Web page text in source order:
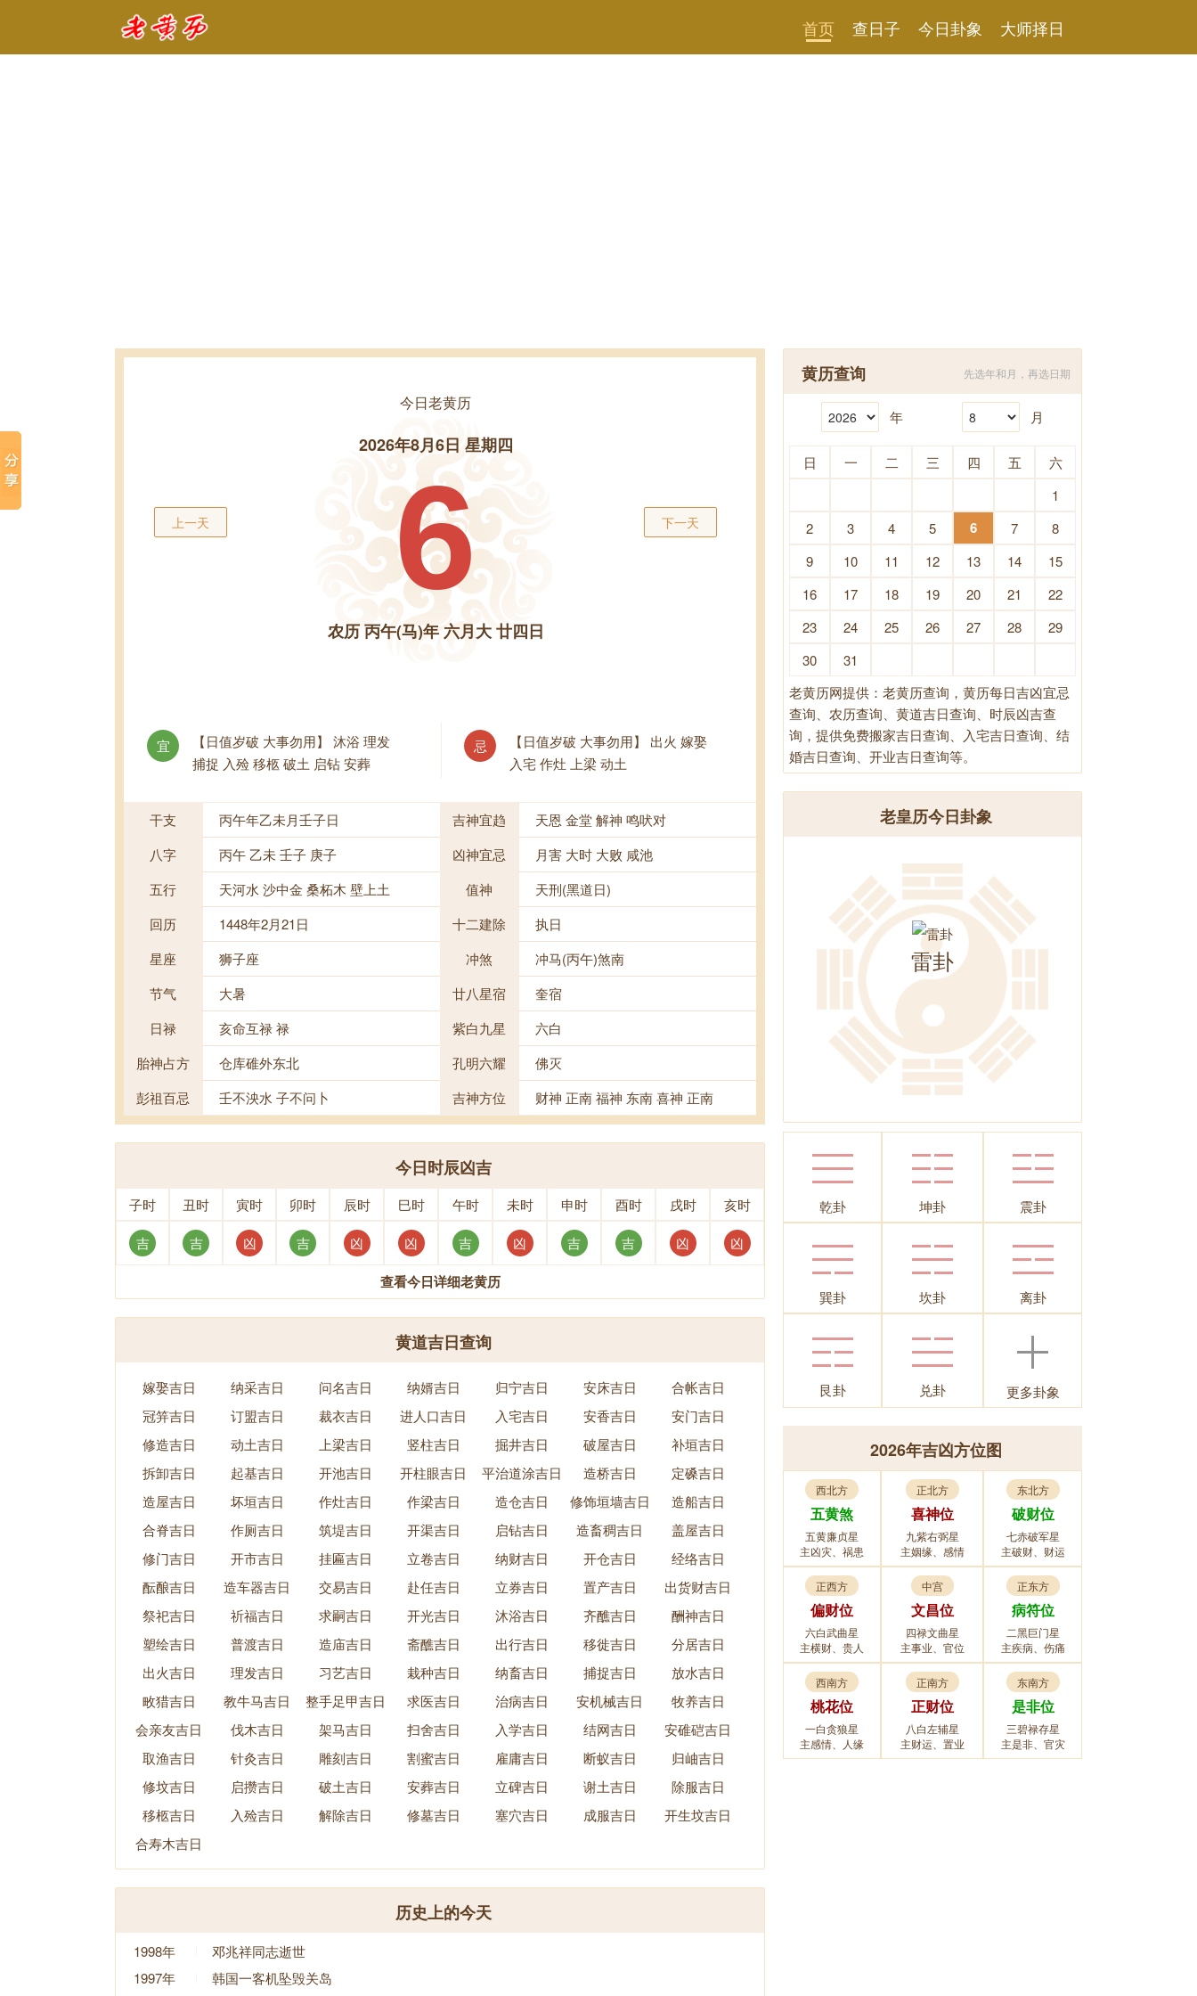
首页 查日子 今日卦象 大师择日
上一天
今日老黄历
2026年8月6日 星期四
6
农历 丙午(马)年 六月大 廿四日
下一天
宜
【日值岁破 大事勿用】 沐浴 理发
捕捉 入殓 移柩 破土 启钻 安葬
忌
【日值岁破 大事勿用】 出火 嫁娶
入宅 作灶 上梁 动土
干支 丙午年乙未月壬子日 吉神宜趋
天恩 金堂 解神 鸣吠对
八字
丙午 乙未 壬子 庚子 凶神宜忌
月害 大时 大败 咸池
五行
天河水 沙中金 桑柘木 壁上土 值神
天刑(黑道日)
回历
1448年2月21日 十二建除
执日
星座
狮子座 冲煞
冲马(丙午)煞南
节气
大暑 廿八星宿
奎宿
日禄
亥命互禄 禄 紫白九星
六白
胎神占方
仓库碓外东北 孔明六耀
佛灭
彭祖百忌
壬不泱水 子不问卜 吉神方位 财神 正南 福神 东南 喜神 正南
今日时辰凶吉
子时 丑时 寅时 卯时 辰时 巳时 午时 未时 申时 酉时 戌时 亥时
吉 吉 凶 吉 凶 凶 吉 凶 吉 吉 凶 凶
查看今日详细老黄历
黄道吉日查询
嫁娶吉日 纳采吉日 问名吉日 纳婿吉日 归宁吉日 安床吉日
合帐吉日
冠笄吉日
订盟吉日 裁衣吉日 进人口吉日 入宅吉日 安香吉日
安门吉日
修造吉日
动土吉日 上梁吉日 竖柱吉日 掘井吉日 破屋吉日
补垣吉日
拆卸吉日
起基吉日 开池吉日 开柱眼吉日 平治道涂吉日 造桥吉日
定磉吉日
造屋吉日
坏垣吉日 作灶吉日 作梁吉日 造仓吉日 修饰垣墙吉日
造船吉日
合脊吉日
作厕吉日 筑堤吉日 开渠吉日 启钻吉日 造畜稠吉日
盖屋吉日
修门吉日
开市吉日 挂匾吉日 立卷吉日 纳财吉日 开仓吉日
经络吉日
酝酿吉日
造车器吉日 交易吉日 赴任吉日 立券吉日 置产吉日
出货财吉日
祭祀吉日
祈福吉日 求嗣吉日 开光吉日 沐浴吉日 齐醮吉日
酬神吉日
塑绘吉日
普渡吉日 造庙吉日 斋醮吉日 出行吉日 移徙吉日
分居吉日
出火吉日
理发吉日 习艺吉日 栽种吉日 纳畜吉日 捕捉吉日
放水吉日
畋猎吉日
教牛马吉日 整手足甲吉日 求医吉日 治病吉日 安机械吉日
牧养吉日
会亲友吉日
伐木吉日 架马吉日 扫舍吉日 入学吉日 结网吉日
安碓硙吉日
取渔吉日
针灸吉日 雕刻吉日 割蜜吉日 雇庸吉日 断蚁吉日
归岫吉日
修坟吉日
启攒吉日 破土吉日 安葬吉日 立碑吉日 谢土吉日
除服吉日
移柩吉日
入殓吉日 解除吉日 修墓吉日 塞穴吉日 成服吉日
开生坟吉日
合寿木吉日
历史上的今天
1998年
邓兆祥同志逝世
1997年
韩国一客机坠毁关岛
黄历查询 先选年和月，再选日期
年 月
日 一 二 三 四 五
六
1
2
3 4 5 6 7
8
9
10 11 12 13 14
15
16
17 18 19 20 21
22
23
24 25 26 27 28
29
30
31
老黄历网提供：老黄历查询，黄历每日吉凶宜忌
查询、农历查询、黄道吉日查询、时辰凶吉查
询，提供免费搬家吉日查询、入宅吉日查询、结
婚吉日查询、开业吉日查询等。
老皇历今日卦象
雷卦
乾卦 坤卦 震卦
巽卦 坎卦 离卦
艮卦 兑卦 更多卦象
2026年吉凶方位图
西北方
五黄煞
五黄廉贞星
主凶灾、祸患
正北方
喜神位
九紫右弼星
主姻缘、感情
东北方
破财位
七赤破军星
主破财、财运
正西方
偏财位
六白武曲星
主横财、贵人
中宫
文昌位
四禄文曲星
主事业、官位
正东方
病符位
二黑巨门星
主疾病、伤痛
西南方
桃花位
一白贪狼星
主感情、人缘
正南方
正财位
八白左辅星
主财运、置业
东南方
是非位
三碧禄存星
主是非、官灾